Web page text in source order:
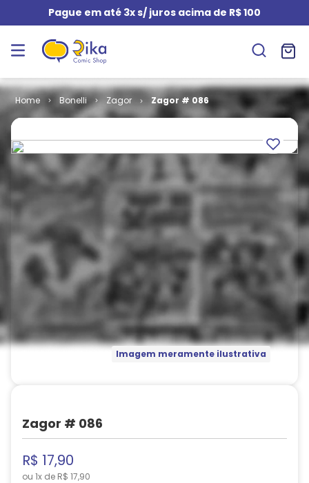
Pague em até 3x s/ juros acima de R$ 100
Bonelli Zagor Zagor # 086
Imagem meramente ilustrativa
Zagor # 086
R$ 17,90
ou 1x de R$ 17,90